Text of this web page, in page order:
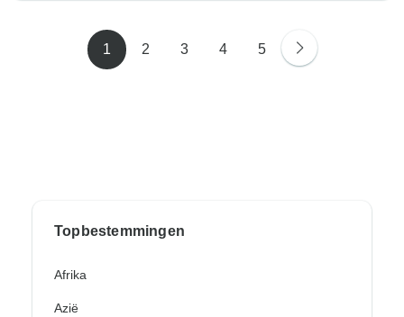
1 2 3 4 5
Topbestemmingen
Afrika
Azië